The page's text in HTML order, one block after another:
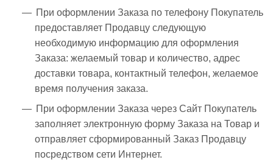
При оформлении Заказа по телефону Покупатель
предоставляет Продавцу следующую
необходимую информацию для оформления
Заказа: желаемый товар и количество, адрес
доставки товара, контактный телефон, желаемое
время получения заказа.
При оформлении Заказа через Сайт Покупатель
заполняет электронную форму Заказа на Товар и
отправляет сформированный Заказ Продавцу
посредством сети Интернет.